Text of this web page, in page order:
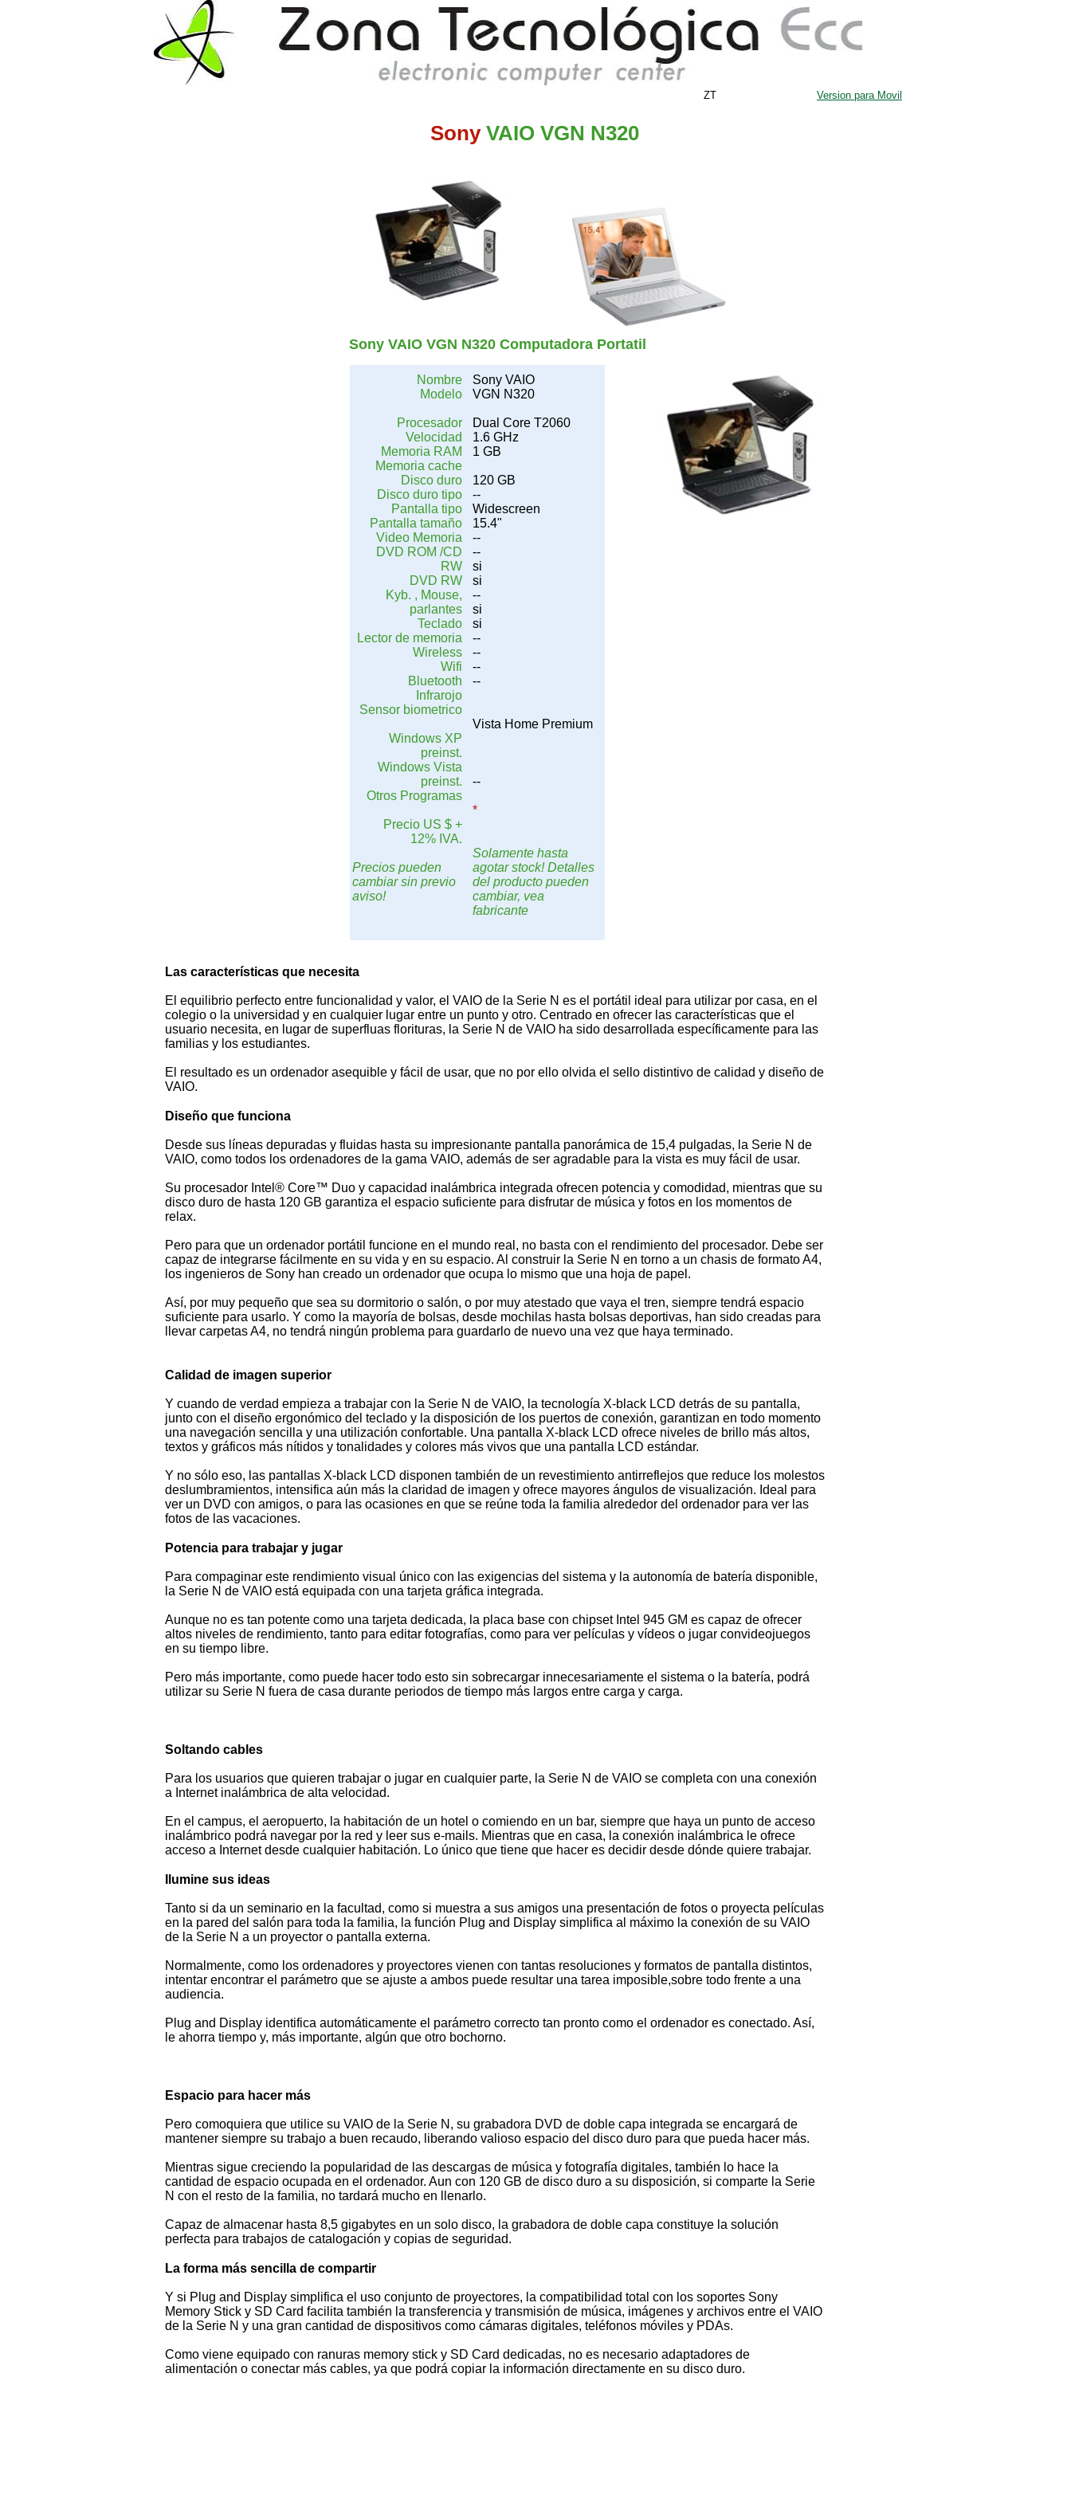
SonyVAIO VGN N320
Zona TecnológicaEcc
electronic computer center
Version para Movil
ZT
Sony VAIO VGN N320 Computadora Portatil
Nombre
Modelo
Procesador
Velocidad
Memoria RAM
Memoria cache
Disco duro
Disco duro tipo
Pantalla tipo
Pantalla tamaño
Video Memoria
DVD ROM /CD
RW
DVD RW
Kyb. , Mouse,
parlantes
Teclado
Lector de memoria
Wireless
Wifi
Bluetooth
Infrarojo
Sensor biometrico
Windows XP
preinst.
Windows Vista
preinst.
Otros Programas
Precio US $ +
12% IVA.
Precios pueden
cambiar sin previo
aviso!
Sony VAIO
VGN N320
Dual Core T2060
1.6 GHz
1 GB
120 GB
--
Widescreen
15.4"
--
--
si
si
--
si
si
--
--
--
--
Vista Home Premium
--
*
Solamente hasta
agotar stock! Detalles
del producto pueden
cambiar, vea
fabricante
Las características que necesita
El equilibrio perfecto entre funcionalidad y valor, el VAIO de la Serie N es el portátil ideal para utilizar por casa, en el
colegio o la universidad y en cualquier lugar entre un punto y otro. Centrado en ofrecer las características que el
usuario necesita, en lugar de superfluas florituras, la Serie N de VAIO ha sido desarrollada específicamente para las
familias y los estudiantes.
El resultado es un ordenador asequible y fácil de usar, que no por ello olvida el sello distintivo de calidad y diseño de
VAIO.
Diseño que funciona
Desde sus líneas depuradas y fluidas hasta su impresionante pantalla panorámica de 15,4 pulgadas, la Serie N de
VAIO, como todos los ordenadores de la gama VAIO, además de ser agradable para la vista es muy fácil de usar.
Su procesador Intel® Core™ Duo y capacidad inalámbrica integrada ofrecen potencia y comodidad, mientras que su
disco duro de hasta 120 GB garantiza el espacio suficiente para disfrutar de música y fotos en los momentos de
relax.
Pero para que un ordenador portátil funcione en el mundo real, no basta con el rendimiento del procesador. Debe ser
capaz de integrarse fácilmente en su vida y en su espacio. Al construir la Serie N en torno a un chasis de formato A4,
los ingenieros de Sony han creado un ordenador que ocupa lo mismo que una hoja de papel.
Así, por muy pequeño que sea su dormitorio o salón, o por muy atestado que vaya el tren, siempre tendrá espacio
suficiente para usarlo. Y como la mayoría de bolsas, desde mochilas hasta bolsas deportivas, han sido creadas para
llevar carpetas A4, no tendrá ningún problema para guardarlo de nuevo una vez que haya terminado.
Calidad de imagen superior
Y cuando de verdad empieza a trabajar con la Serie N de VAIO, la tecnología X-black LCD detrás de su pantalla,
junto con el diseño ergonómico del teclado y la disposición de los puertos de conexión, garantizan en todo momento
una navegación sencilla y una utilización confortable. Una pantalla X-black LCD ofrece niveles de brillo más altos,
textos y gráficos más nítidos y tonalidades y colores más vivos que una pantalla LCD estándar.
Y no sólo eso, las pantallas X-black LCD disponen también de un revestimiento antirreflejos que reduce los molestos
deslumbramientos, intensifica aún más la claridad de imagen y ofrece mayores ángulos de visualización. Ideal para
ver un DVD con amigos, o para las ocasiones en que se reúne toda la familia alrededor del ordenador para ver las
fotos de las vacaciones.
Potencia para trabajar y jugar
Para compaginar este rendimiento visual único con las exigencias del sistema y la autonomía de batería disponible,
la Serie N de VAIO está equipada con una tarjeta gráfica integrada.
Aunque no es tan potente como una tarjeta dedicada, la placa base con chipset Intel 945 GM es capaz de ofrecer
altos niveles de rendimiento, tanto para editar fotografías, como para ver películas y vídeos o jugar convideojuegos
en su tiempo libre.
Pero más importante, como puede hacer todo esto sin sobrecargar innecesariamente el sistema o la batería, podrá
utilizar su Serie N fuera de casa durante periodos de tiempo más largos entre carga y carga.
Soltando cables
Para los usuarios que quieren trabajar o jugar en cualquier parte, la Serie N de VAIO se completa con una conexión
a Internet inalámbrica de alta velocidad.
En el campus, el aeropuerto, la habitación de un hotel o comiendo en un bar, siempre que haya un punto de acceso
inalámbrico podrá navegar por la red y leer sus e-mails. Mientras que en casa, la conexión inalámbrica le ofrece
acceso a Internet desde cualquier habitación. Lo único que tiene que hacer es decidir desde dónde quiere trabajar.
Ilumine sus ideas
Tanto si da un seminario en la facultad, como si muestra a sus amigos una presentación de fotos o proyecta películas
en la pared del salón para toda la familia, la función Plug and Display simplifica al máximo la conexión de su VAIO
de la Serie N a un proyector o pantalla externa.
Normalmente, como los ordenadores y proyectores vienen con tantas resoluciones y formatos de pantalla distintos,
intentar encontrar el parámetro que se ajuste a ambos puede resultar una tarea imposible,sobre todo frente a una
audiencia.
Plug and Display identifica automáticamente el parámetro correcto tan pronto como el ordenador es conectado. Así,
le ahorra tiempo y, más importante, algún que otro bochorno.
Espacio para hacer más
Pero comoquiera que utilice su VAIO de la Serie N, su grabadora DVD de doble capa integrada se encargará de
mantener siempre su trabajo a buen recaudo, liberando valioso espacio del disco duro para que pueda hacer más.
Mientras sigue creciendo la popularidad de las descargas de música y fotografía digitales, también lo hace la
cantidad de espacio ocupada en el ordenador. Aun con 120 GB de disco duro a su disposición, si comparte la Serie
N con el resto de la familia, no tardará mucho en llenarlo.
Capaz de almacenar hasta 8,5 gigabytes en un solo disco, la grabadora de doble capa constituye la solución
perfecta para trabajos de catalogación y copias de seguridad.
La forma más sencilla de compartir
Y si Plug and Display simplifica el uso conjunto de proyectores, la compatibilidad total con los soportes Sony
Memory Stick y SD Card facilita también la transferencia y transmisión de música, imágenes y archivos entre el VAIO
de la Serie N y una gran cantidad de dispositivos como cámaras digitales, teléfonos móviles y PDAs.
Como viene equipado con ranuras memory stick y SD Card dedicadas, no es necesario adaptadores de
alimentación o conectar más cables, ya que podrá copiar la información directamente en su disco duro.